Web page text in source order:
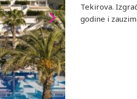
Tekirova.
godine i